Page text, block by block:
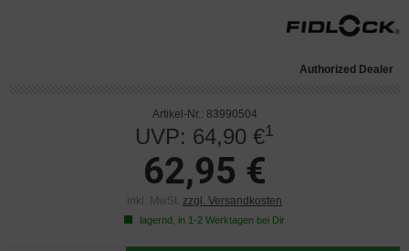
Authorized Dealer
Artikel-Nr.: 83990504
UVP: 64,90 €1
62,95 €
inkl. MwSt. zzgl. Versandkosten
lagernd, in 1-2 Werktagen bei Dir